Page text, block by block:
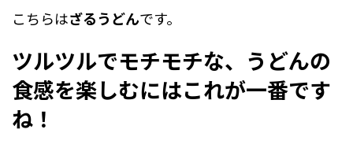
こちらはざるうどんです。
ツルツルでモチモチな、うどんの
食感を楽しむにはこれが一番です
ね！